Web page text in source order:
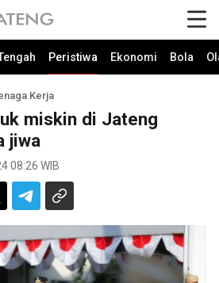
Peristiwa Ekonomi Bola
Kerja
miskin di Jateng
jiwa
08:26 WIB